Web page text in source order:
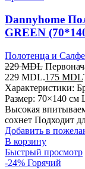
Dannyhome
GREEN
Полотенца и
229MDL
229 MDL.175 MDL
Характеристики:
Размер: 70×140 см
Высокая
сохнет Подходит
Добавить в
В корзину
Быстрый просмотр
-24% Горячий